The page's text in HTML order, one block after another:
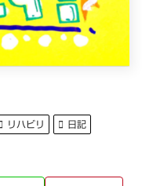
リハビリ 日記